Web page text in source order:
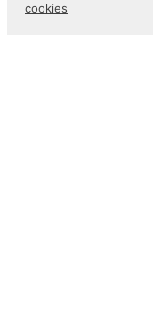
cookies